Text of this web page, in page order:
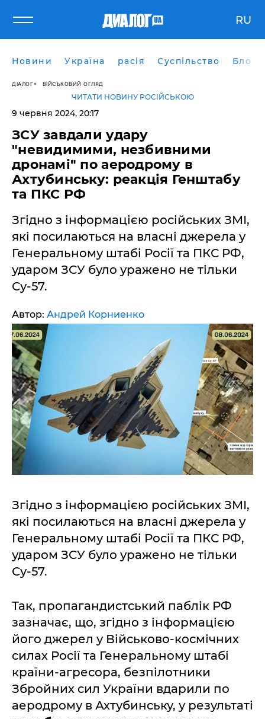
RU
Новини Україна расія Суспільство Блоги
ДІАЛОГ ВІЙСЬКОВИЙ ОГЛЯД
ЧИТАТИ НОВИНУ РОСІЙСЬКОЮ
9 червня 2024, 20:17
ЗСУ завдали удару
"невидимими, незбивними
дронамі" по аеродрому в
Ахтубинську: реакція Генштабу
та ПКС РФ
Згідно з інформацією російських ЗМІ,
які посилаються на власні джерела у
Генеральному штабі Росії та ПКС РФ,
ударом ЗСУ було уражено не тільки
Су-57.
Автор: Андрей Корниенко
Згідно з інформацією російських ЗМІ,
які посилаються на власні джерела у
Генеральному штабі Росії та ПКС РФ,
ударом ЗСУ було уражено не тільки
Су-57.
Так, пропагандистський паблік РФ
зазначає, що, згідно з інформацією
його джерел у Військово-космічних
силах Росії та Генеральному штабі
країни-агресора, безпілотники
Збройних сил України вдарили по
аеродрому в Ахтубинську, у результаті